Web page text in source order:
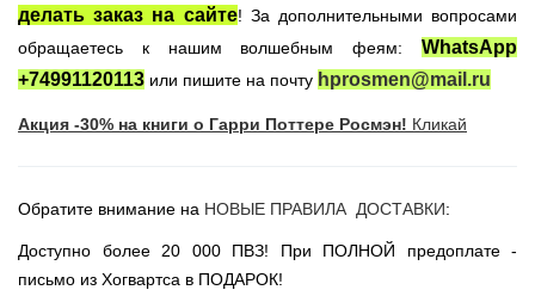
Атрибутика Гарри Поттер
Одежда Гарри Поттер
Сладости Jelly Belly
НОВИНКИ САЙТА
Вселенная DC
делать заказ на сайте! За дополнительными вопросами
обращаетесь к нашим волшебным феям:
WhatsApp
+74991120113 или пишите на почту hprosmen@mail.ru
Акция -30% на книги о Гарри Поттере Росмэн! Кликай
Обратите внимание на НОВЫЕ ПРАВИЛА ДОСТАВКИ:
Доступно более 20 000 ПВЗ! При ПОЛНОЙ предоплате -
письмо из Хогвартса в ПОДАРОК!